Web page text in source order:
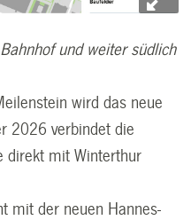
und weiter südlich
wird das neue
2026 verbindet die
direkt mit Winterthur
mit der neuen Hannes-